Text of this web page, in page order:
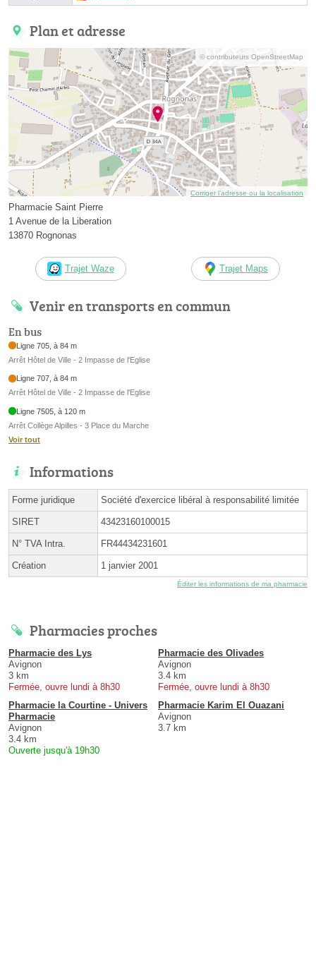
Plan et adresse
© contributeurs OpenStreetMap
Corriger l’adresse ou la localisation
Pharmacie Saint Pierre
1 Avenue de la Liberation
13870 Rognonas
Trajet Waze Trajet Maps
Venir en transports en commun
En bus
Ligne 705, à 84 m
Arrêt Hôtel de Ville - 2 Impasse de l'Eglise
Ligne 707, à 84 m
Arrêt Hôtel de Ville - 2 Impasse de l'Eglise
Ligne 7505, à 120 m
Arrêt Collège Alpilles - 3 Place du Marche
Voir tout
Informations
Forme juridique Société d'exercice libéral à responsabilité limitée
SIRET 43423160100015
N° TVA Intra. FR44434231601
Création 1 janvier 2001
Éditer les informations de ma pharmacie
Pharmacies proches
Pharmacie des Lys
Avignon
3 km
Fermée, ouvre lundi à 8h30
Pharmacie des Olivades
Avignon
3.4 km
Fermée, ouvre lundi à 8h30
Pharmacie la Courtine - Univers
Pharmacie
Avignon
3.4 km
Ouverte jusqu'à 19h30
Pharmacie Karim El Ouazani
Avignon
3.7 km